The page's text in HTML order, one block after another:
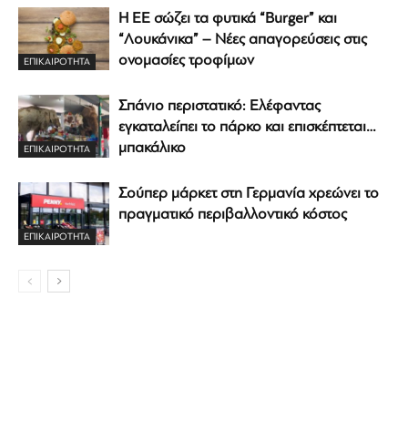
ΕΠΙΚΑΙΡΟΤΗΤΑ
Η ΕΕ σώζει τα φυτικά “Burger” και
“Λουκάνικα” – Νέες απαγορεύσεις στις
ονομασίες τροφίμων
ΕΠΙΚΑΙΡΟΤΗΤΑ
Σπάνιο περιστατικό: Ελέφαντας
εγκαταλείπει το πάρκο και επισκέπτεται…
μπακάλικο
ΕΠΙΚΑΙΡΟΤΗΤΑ
Σούπερ μάρκετ στη Γερμανία χρεώνει το
πραγματικό περιβαλλοντικό κόστος